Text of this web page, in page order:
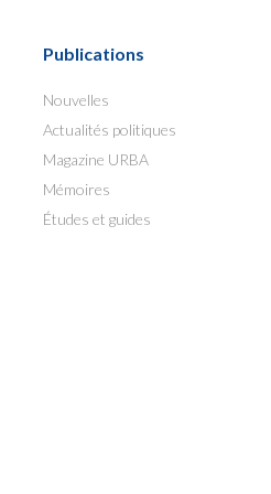
Publications
Nouvelles
Actualités politiques
Magazine URBA
Mémoires
Études et guides